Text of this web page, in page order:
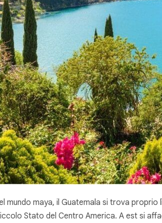
mundo maya, il Guatemala si trova proprio
Stato del Centro America. A est si